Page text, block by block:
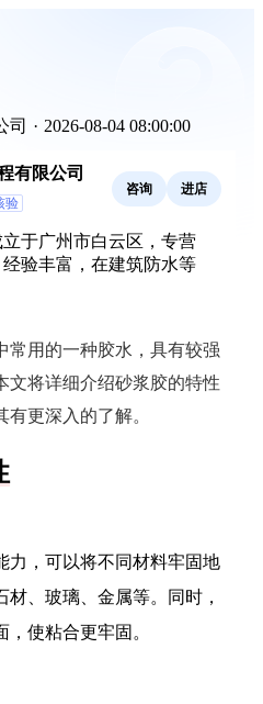
司 · 2026-08-04 08:00:00
有限公司
验
咨询 进店
于广州市白云区，专营
验丰富，在建筑防水等
常用的一种胶水，具有较强
文将详细介绍砂浆胶的特性
更深入的了解。
力，可以将不同材料牢固地
、玻璃、金属等。同时，
使粘合更牢固。